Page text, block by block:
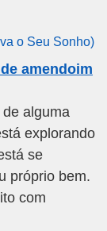
o Seu Sonho)
amendoim
alguma
explorando
se
próprio bem.
com